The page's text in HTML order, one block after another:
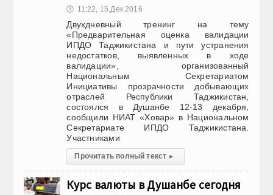
🕔 11:22, 15.Дек 2016
Двухдневный тренинг на тему
«Предварительная оценка валидации
ИПДО Таджикистана и пути устранения
недостатков, выявленных в ходе
валидации», организованный
Национальным Секретариатом
Инициативы прозрачности добывающих
отраслей Республики Таджикистан,
состоялся в Душанбе 12-13 декабря,
сообщили НИАТ «Ховар» в Национальном
Секретариате ИПДО Таджикистана.
Участниками
Прочитать полный текст ▸
Курс валюты в Душанбе сегодня